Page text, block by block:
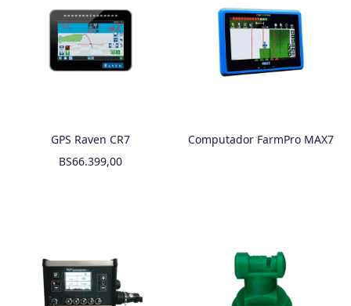
GPS Raven CR7
BS66.399,00
Computador FarmPro MAX7